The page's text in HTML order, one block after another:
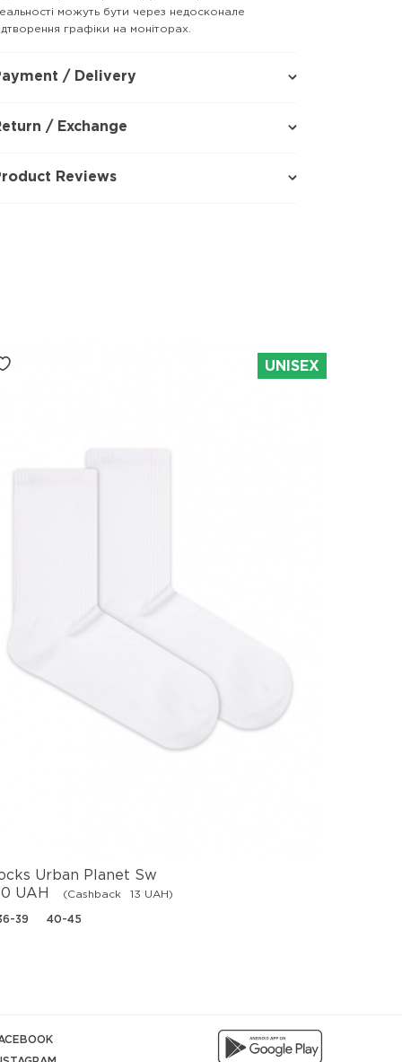
можуть бути через недосконале
графіки на моніторах.
/ Delivery
/ Exchange
Reviews
UNISEX
Urban Planet Sw
UAH
(Cashback 13 UAH)
39 40-45